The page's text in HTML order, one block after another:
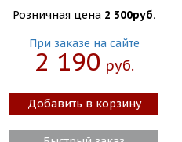
Розничная цена 2 300руб.
При заказе на сайте
2 190 Руб.
Добавить в корзину